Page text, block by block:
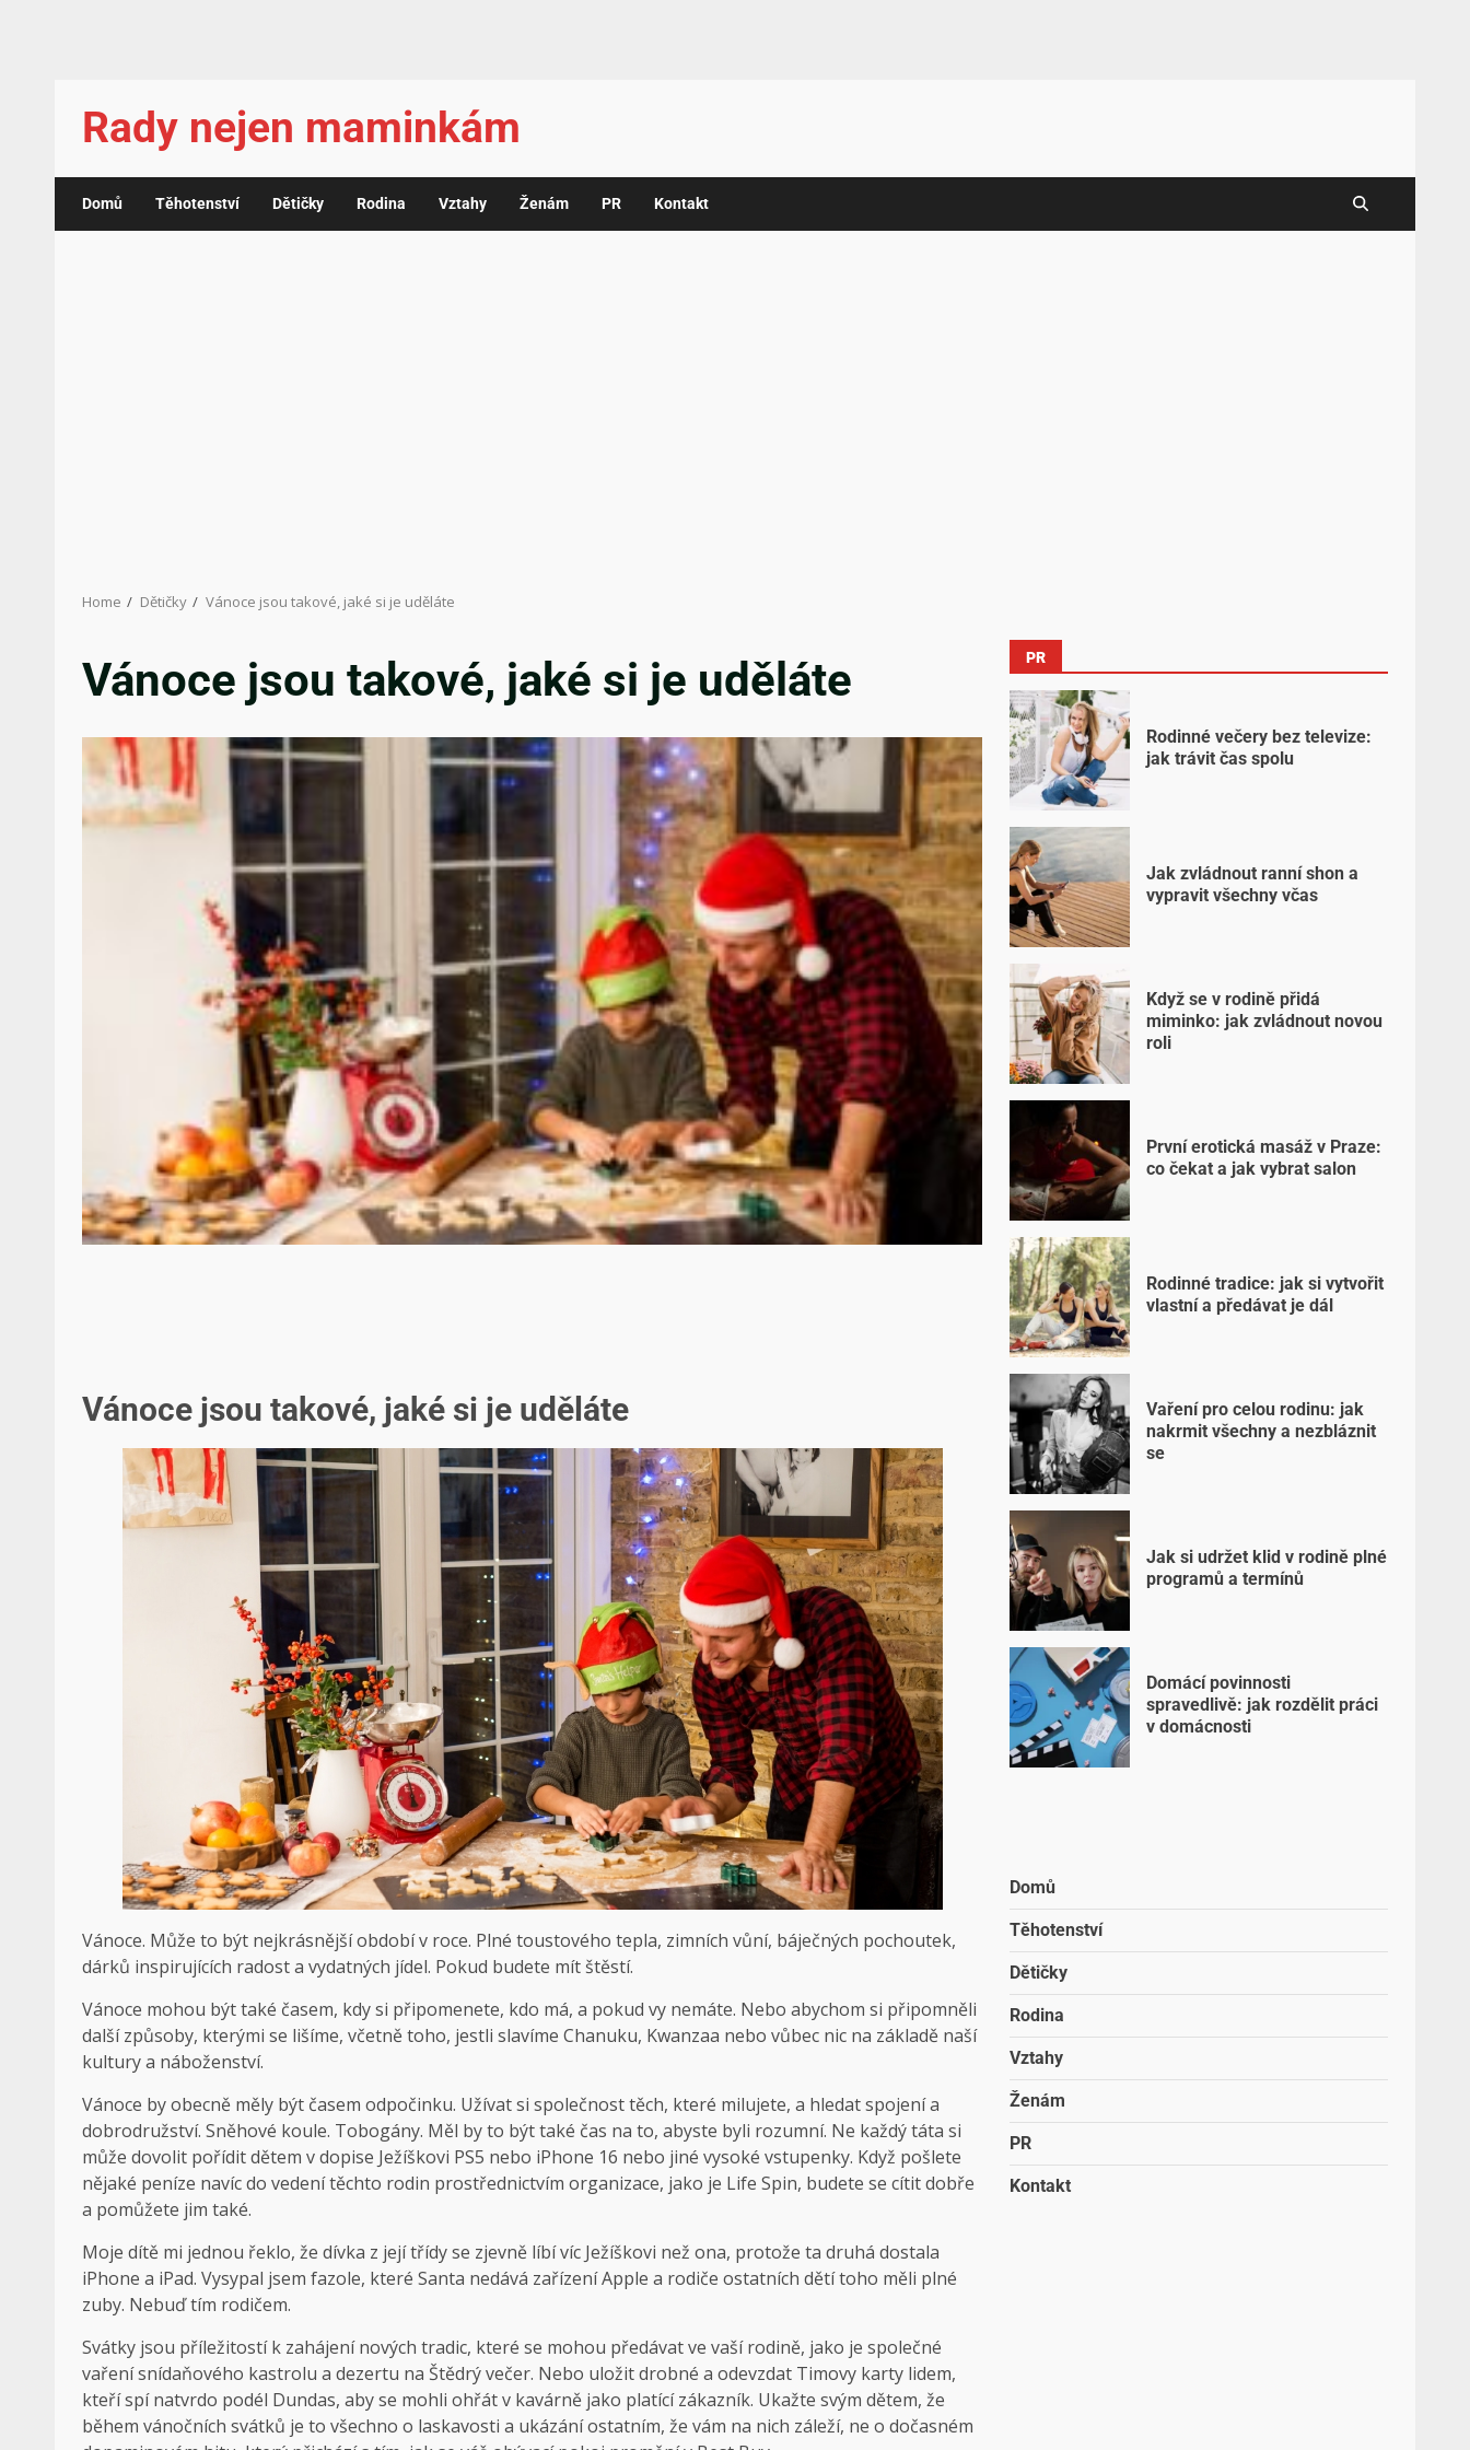
Rady nejen maminkám
Domů Těhotenství Dětičky Rodina Vztahy Ženám PR Kontakt
Home Dětičky Vánoce jsou takové, jaké si je uděláte
Vánoce jsou takové, jaké si je uděláte
Vánoce jsou takové, jaké si je uděláte
Vánoce. Může to být nejkrásnější období v roce. Plné toustového tepla, zimních vůní, báječných pochoutek,
dárků inspirujících radost a vydatných jídel. Pokud budete mít štěstí.
Vánoce mohou být také časem, kdy si připomenete, kdo má, a pokud vy nemáte. Nebo abychom si připomněli
další způsoby, kterými se lišíme, včetně toho, jestli slavíme Chanuku, Kwanzaa nebo vůbec nic na základě naší
kultury a náboženství.
Vánoce by obecně měly být časem odpočinku. Užívat si společnost těch, které milujete, a hledat spojení a
dobrodružství. Sněhové koule. Tobogány. Měl by to být také čas na to, abyste byli rozumní. Ne každý táta si
může dovolit pořídit dětem v dopise Ježíškovi PS5 nebo iPhone 16 nebo jiné vysoké vstupenky. Když pošlete
nějaké peníze navíc do vedení těchto rodin prostřednictvím organizace, jako je Life Spin, budete se cítit dobře
a pomůžete jim také.
Moje dítě mi jednou řeklo, že dívka z její třídy se zjevně líbí víc Ježíškovi než ona, protože ta druhá dostala
iPhone a iPad. Vysypal jsem fazole, které Santa nedává zařízení Apple a rodiče ostatních dětí toho měli plné
zuby. Nebuď tím rodičem.
Svátky jsou příležitostí k zahájení nových tradic, které se mohou předávat ve vaší rodině, jako je společné
vaření snídaňového kastrolu a dezertu na Štědrý večer. Nebo uložit drobné a odevzdat Timovy karty lidem,
kteří spí natvrdo podél Dundas, aby se mohli ohřát v kavárně jako platící zákazník. Ukažte svým dětem, že
během vánočních svátků je to všechno o laskavosti a ukázání ostatním, že vám na nich záleží, ne o dočasném
PR
Rodinné večery bez televize:
jak trávit čas spolu
Jak zvládnout ranní shon a
vypravit všechny včas
Když se v rodině přidá
miminko: jak zvládnout novou
roli
První erotická masáž v Praze:
co čekat a jak vybrat salon
Rodinné tradice: jak si vytvořit
vlastní a předávat je dál
Vaření pro celou rodinu: jak
nakrmit všechny a nezbláznit
se
Jak si udržet klid v rodině plné
programů a termínů
Domácí povinnosti
spravedlivě: jak rozdělit práci
v domácnosti
Domů
Těhotenství
Dětičky
Rodina
Vztahy
Ženám
PR
Kontakt